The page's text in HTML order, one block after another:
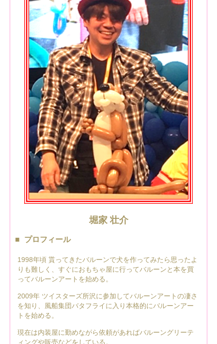
堀家 壮介
プロフィール
1998年頃 貰ってきたバルーンで犬を作ってみたら思ったよ
りも難しく、すぐにおもちゃ屋に行ってバルーンと本を買
ってバルーンアートを始める。
2009年 ツイスターズ所沢に参加してバルーンアートの凄さ
を知り、風船集団バタフライに入り本格的にバルーンアー
トを始める。
現在は内装屋に勤めながら依頼があればバルーングリーテ
ィングや販売などをしている。